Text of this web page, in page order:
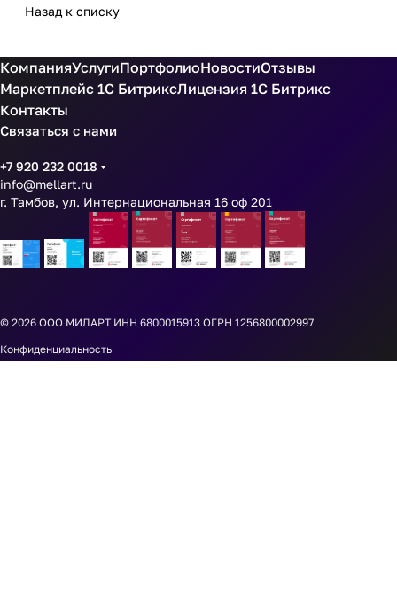
Назад к списку
КомпанияУслугиПортфолиоНовостиОтзывы
Маркетплейс 1С БитриксЛицензия 1С Битрикс
Контакты
Связаться с нами
+7 920 232 0018
info@mellart.ru
г. Тамбов, ул. Интернациональная 16 оф 201
© 2026 ООО МИЛАРТ ИНН 6800015913 ОГРН 1256800002997
Конфиденциальность